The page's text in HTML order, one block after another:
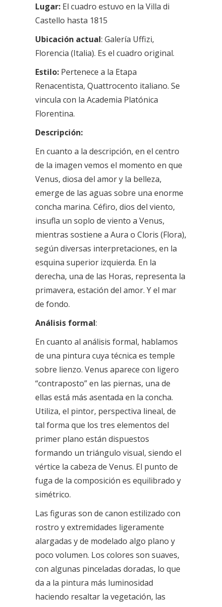
Lugar: El cuadro estuvo en la Villa di
Castello hasta 1815
Ubicación actual:Galería Uffizi,
Florencia (Italia). Es el cuadro original.
Estilo: Pertenece a la Etapa
Renacentista, Quattrocento italiano. Se
vincula con la Academia Platónica
Florentina.
Descripción:
En cuanto a la descripción, en el centro
de la imagen vemos el momento en que
Venus, diosa del amor y la belleza,
emerge de las aguas sobre una enorme
concha marina. Céfiro, dios del viento,
insufla un soplo de viento a Venus,
mientras sostiene a Aura o Cloris (Flora),
según diversas interpretaciones, en la
esquina superior izquierda. En la
derecha, una de las Horas, representa la
primavera, estación del amor. Y el mar
de fondo.
Análisis formal:
En cuanto al análisis formal, hablamos
de una pintura cuya técnica es temple
sobre lienzo. Venus aparece con ligero
“contraposto” en las piernas, una de
ellas está más asentada en la concha.
Utiliza, el pintor, perspectiva lineal, de
tal forma que los tres elementos del
primer plano están dispuestos
formando un triángulo visual, siendo el
vértice la cabeza de Venus. El punto de
fuga de la composición es equilibrado y
simétrico.
Las figuras son de canon estilizado con
rostro y extremidades ligeramente
alargadas y de modelado algo plano y
poco volumen. Los colores son suaves,
con algunas pinceladas doradas, lo que
da a la pintura más luminosidad
haciendo resaltar la vegetación, las